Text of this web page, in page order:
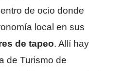
de ocio donde
local en sus
de tapeo. Allí hay
de Turismo de